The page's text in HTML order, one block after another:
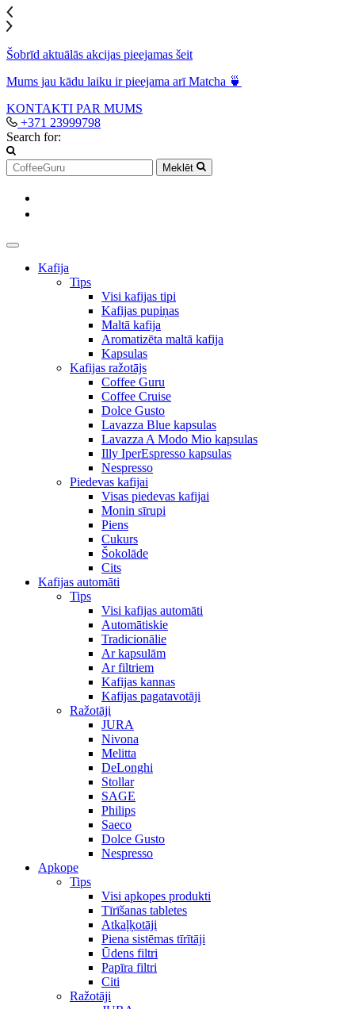
Šobrīd aktuālās akcijas pieejamas šeit
Mums jau kādu laiku ir pieejama arī Matcha 🍵
KONTAKTI PAR MUMS
+371 23999798
Search for:
Meklēt
Kafija
Tips
Visi kafijas tipi
Kafijas pupiņas
Maltā kafija
Aromatizēta maltā kafija
Kapsulas
Kafijas ražotājs
Coffee Guru
Coffee Cruise
Dolce Gusto
Lavazza Blue kapsulas
Lavazza A Modo Mio kapsulas
Illy IperEspresso kapsulas
Nespresso
Piedevas kafijai
Visas piedevas kafijai
Monin sīrupi
Piens
Cukurs
Šokolāde
Cits
Kafijas automāti
Tips
Visi kafijas automāti
Automātiskie
Tradicionālie
Ar kapsulām
Ar filtriem
Kafijas kannas
Kafijas pagatavotāji
Ražotāji
JURA
Nivona
Melitta
DeLonghi
Stollar
SAGE
Philips
Saeco
Dolce Gusto
Nespresso
Apkope
Tips
Visi apkopes produkti
Tīrīšanas tabletes
Atkaļķotāji
Piena sistēmas tīrītāji
Ūdens filtri
Papīra filtri
Citi
Ražotāji